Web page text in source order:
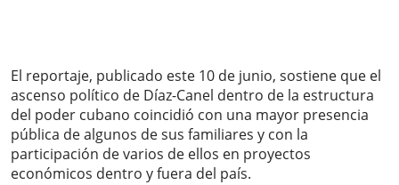
El reportaje, publicado este 10 de junio, sostiene que el
ascenso político de Díaz-Canel dentro de la estructura
del poder cubano coincidió con una mayor presencia
pública de algunos de sus familiares y con la
participación de varios de ellos en proyectos
económicos dentro y fuera del país.